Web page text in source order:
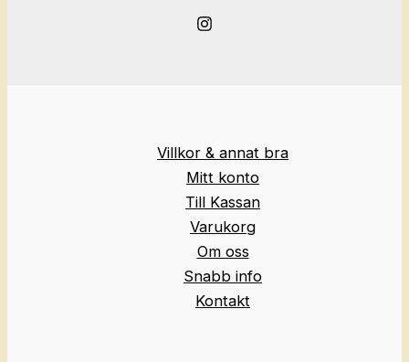
Villkor & annat bra
Mitt konto
Till Kassan
Varukorg
Om oss
Snabb info
Kontakt